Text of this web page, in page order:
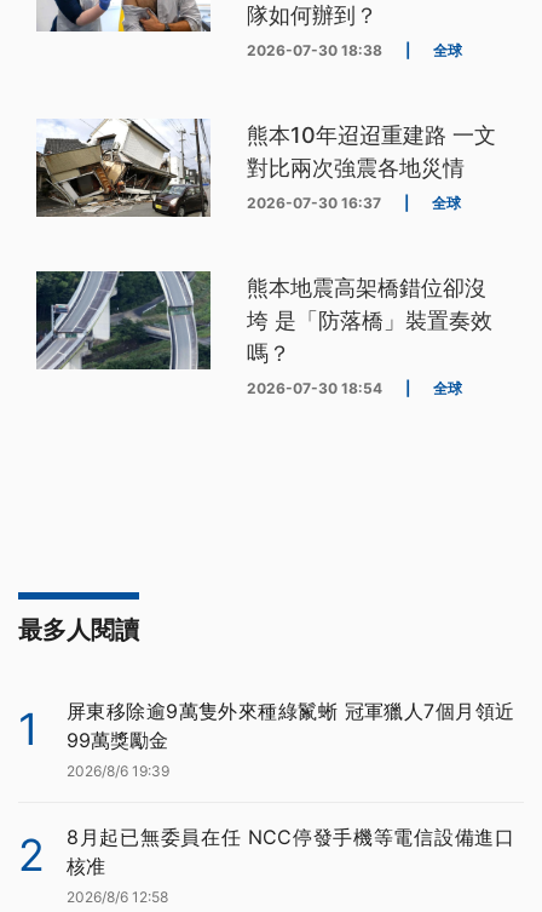
隊如何辦到？
2026-07-30 18:38 全球
熊本10年迢迢重建路 一文
對比兩次強震各地災情
2026-07-30 16:37 全球
熊本地震高架橋錯位卻沒
垮 是「防落橋」裝置奏效
嗎？
2026-07-30 18:54 全球
最多人閱讀
1
屏東移除逾9萬隻外來種綠鬣蜥 冠軍獵人7個月領近
99萬獎勵金
2026/8/6 19:39
2
8月起已無委員在任 NCC停發手機等電信設備進口
核准
2026/8/6 12:58